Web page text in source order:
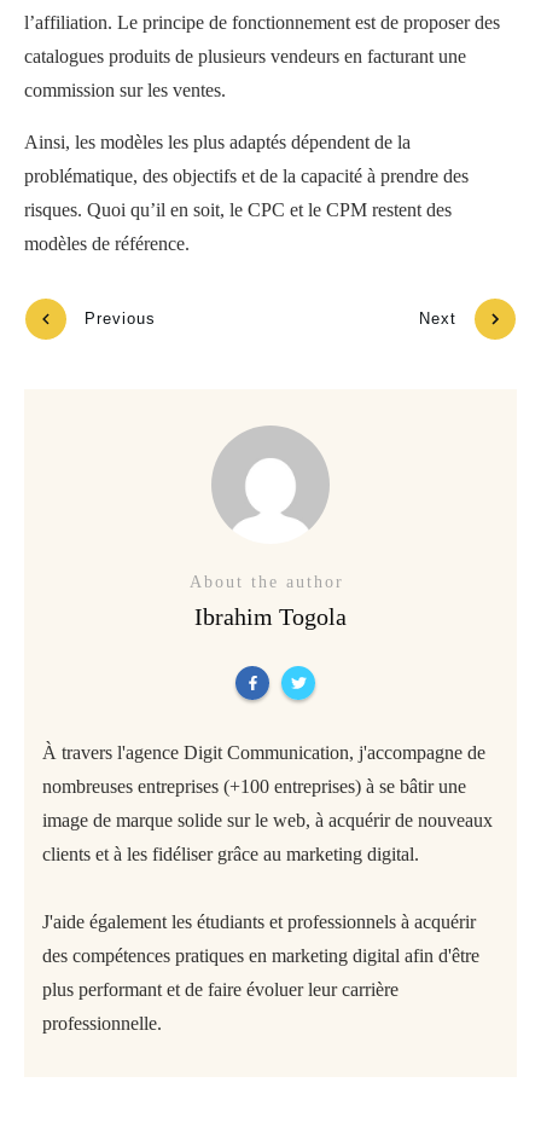
l’affiliation. Le principe de fonctionnement est de proposer des
catalogues produits de plusieurs vendeurs en facturant une
commission sur les ventes.
Ainsi, les modèles les plus adaptés dépendent de la
problématique, des objectifs et de la capacité à prendre des
risques. Quoi qu’il en soit, le CPC et le CPM restent des
modèles de référence.
Previous Next
About the author
Ibrahim Togola
À travers l'agence Digit Communication, j'accompagne de
nombreuses entreprises (+100 entreprises) à se bâtir une
image de marque solide sur le web, à acquérir de nouveaux
clients et à les fidéliser grâce au marketing digital.
J'aide également les étudiants et professionnels à acquérir
des compétences pratiques en marketing digital afin d'être
plus performant et de faire évoluer leur carrière
professionnelle.